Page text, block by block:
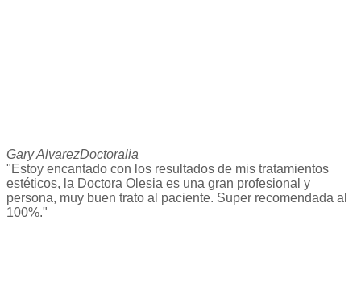
Gary AlvarezDoctoralia
"Estoy encantado con los resultados de mis tratamientos
estéticos, la Doctora Olesia es una gran profesional y
persona, muy buen trato al paciente. Super recomendada al
100%."